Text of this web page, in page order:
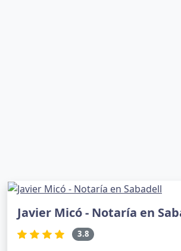
Javier Micó - Notaría en
3.8